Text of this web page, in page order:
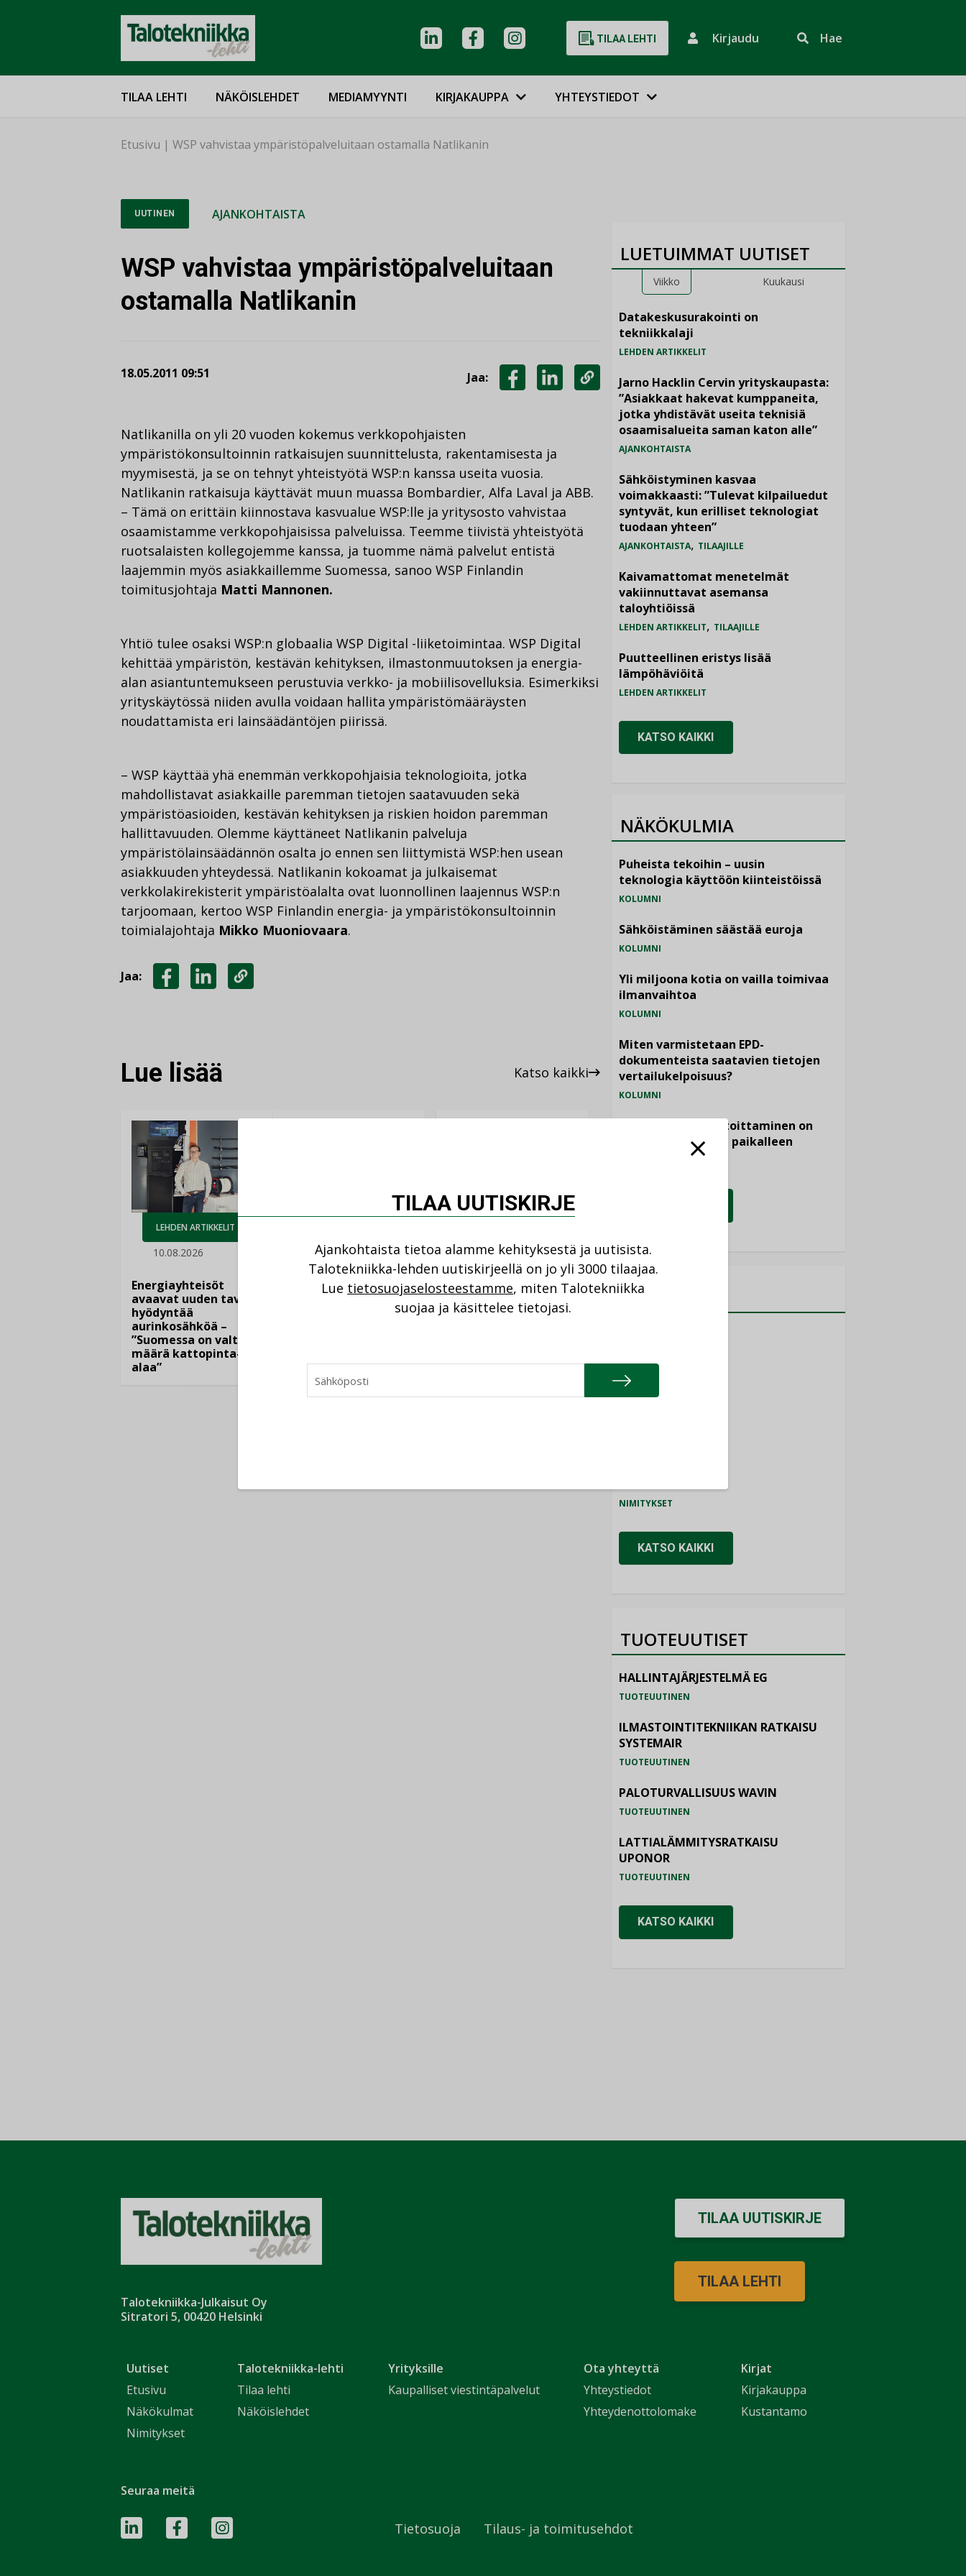
TILAA LEHTI Kirjaudu Hae
TILAA LEHTI NÄKÖISLEHDET MEDIAMYYNTI KIRJAKAUPPA YHTEYSTIEDOT
Etusivu | WSP vahvistaa ympäristöpalveluitaan ostamalla Natlikanin
UUTINEN AJANKOHTAISTA
WSP vahvistaa ympäristöpalveluitaan
ostamalla Natlikanin
18.05.2011 09:51 Jaa:
LINKEDINISSÄ
KOPIOI
LINKKI
Natlikanilla on yli 20 vuoden kokemus verkkopohjaisten
ympäristökonsultoinnin ratkaisujen suunnittelusta, rakentamisesta ja
myymisestä, ja se on tehnyt yhteistyötä WSP:n kanssa useita vuosia.
Natlikanin ratkaisuja käyttävät muun muassa Bombardier, Alfa Laval ja ABB.
– Tämä on erittäin kiinnostava kasvualue WSP:lle ja yritysosto vahvistaa
osaamistamme verkkopohjaisissa palveluissa. Teemme tiivistä yhteistyötä
ruotsalaisten kollegojemme kanssa, ja tuomme nämä palvelut entistä
laajemmin myös asiakkaillemme Suomessa, sanoo WSP Finlandin
toimitusjohtaja Matti Mannonen.
Yhtiö tulee osaksi WSP:n globaalia WSP Digital -liiketoimintaa. WSP Digital
kehittää ympäristön, kestävän kehityksen, ilmastonmuutoksen ja energia-
alan asiantuntemukseen perustuvia verkko- ja mobiilisovelluksia. Esimerkiksi
yrityskäytössä niiden avulla voidaan hallita ympäristömääräysten
noudattamista eri lainsäädäntöjen piirissä.
– WSP käyttää yhä enemmän verkkopohjaisia teknologioita, jotka
mahdollistavat asiakkaille paremman tietojen saatavuuden sekä
ympäristöasioiden, kestävän kehityksen ja riskien hoidon paremman
hallittavuuden. Olemme käyttäneet Natlikanin palveluja
ympäristölainsäädännön osalta jo ennen sen liittymistä WSP:hen usean
asiakkuuden yhteydessä. Natlikanin kokoamat ja julkaisemat
verkkolakirekisterit ympäristöalalta ovat luonnollinen laajennus WSP:n
tarjoomaan, kertoo WSP Finlandin energia- ja ympäristökonsultoinnin
toimialajohtaja Mikko Muoniovaara.
Jaa:
Lue lisää Katso kaikki
LEHDEN ARTIKKELIT
10.08.2026
Energiayhteisöt
avaavat uuden tavan
hyödyntää
aurinkosähköä –
”Suomessa on valtava
määrä kattopinta-
alaa”
LVI-Pitkälä Group osti
nopeasti kasvaneen
yrityksen
06.08.2026
Puutteellinen eristys
lisää lämpöhäviöitä
LUETUIMMAT UUTISET
Viikko Kuukausi
Datakeskusurakointi on
tekniikkalaji
LEHDEN ARTIKKELIT
Jarno Hacklin Cervin yrityskaupasta:
”Asiakkaat hakevat kumppaneita,
jotka yhdistävät useita teknisiä
osaamisalueita saman katon alle”
AJANKOHTAISTA
Sähköistyminen kasvaa
voimakkaasti: ”Tulevat kilpailuedut
syntyvät, kun erilliset teknologiat
tuodaan yhteen”
AJANKOHTAISTA, TILAAJILLE
Kaivamattomat menetelmät
vakiinnuttavat asemansa
taloyhtiöissä
LEHDEN ARTIKKELIT, TILAAJILLE
Puutteellinen eristys lisää
lämpöhäviöitä
LEHDEN ARTIKKELIT
KATSO KAIKKI
NÄKÖKULMIA
Puheista tekoihin – uusin
teknologia käyttöön kiinteistöissä
KOLUMNI
Sähköistäminen säästää euroja
KOLUMNI
Yli miljoona kotia on vailla toimivaa
ilmanvaihtoa
KOLUMNI
Miten varmistetaan EPD-
dokumenteista saatavien tietojen
vertailukelpoisuus?
KOLUMNI
Vesi- ja viemärimitoittaminen on
jämähtänyt ajassa paikalleen
NIMITYKSET
Refair
NIMITYKSET
KATSO KAIKKI
TUOTEUUTISET
HALLINTAJÄRJESTELMÄ EG
TUOTEUUTINEN
ILMASTOINTITEKNIIKAN RATKAISU
SYSTEMAIR
TUOTEUUTINEN
PALOTURVALLISUUS WAVIN
TUOTEUUTINEN
LATTIALÄMMITYSRATKAISU
UPONOR
TUOTEUUTINEN
KATSO KAIKKI
Talotekniikka-Julkaisut Oy
Sitratori 5, 00420 Helsinki
Uutiset
Etusivu
Näkökulmat
Nimitykset
Talotekniikka-lehti
Tilaa lehti
Näköislehdet
Yrityksille
Kaupalliset viestintäpalvelut
Ota yhteyttä
Yhteystiedot
Yhteydenottolomake
Kirjat
Kirjakauppa
Kustantamo
TILAA UUTISKIRJE
TILAA LEHTI
Seuraa meitä
Tietosuoja Tilaus- ja toimitusehdot
TILAA UUTISKIRJE
Ajankohtaista tietoa alamme kehityksestä ja uutisista.
Talotekniikka-lehden uutiskirjeellä on jo yli 3000 tilaajaa.
Lue tietosuojaselosteestamme, miten Talotekniikka
suojaa ja käsittelee tietojasi.